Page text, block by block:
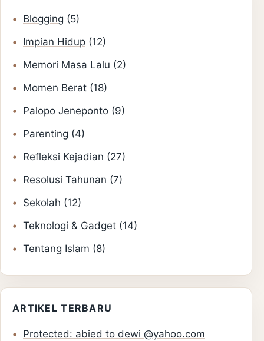
Blogging (5)
Impian Hidup (12)
Memori Masa Lalu (2)
Momen Berat (18)
Palopo Jeneponto (9)
Parenting (4)
Refleksi Kejadian (27)
Resolusi Tahunan (7)
Sekolah (12)
Teknologi & Gadget (14)
Tentang Islam (8)
ARTIKEL TERBARU
Protected: abied to dewi @yahoo.com